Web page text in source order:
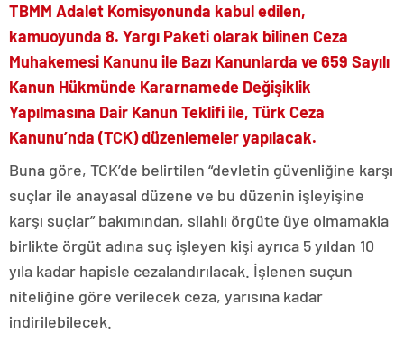
TBMM Adalet Komisyonunda kabul edilen,
kamuoyunda 8. Yargı Paketi olarak bilinen Ceza
Muhakemesi Kanunu ile Bazı Kanunlarda ve 659 Sayılı
Kanun Hükmünde Kararnamede Değişiklik
Yapılmasına Dair Kanun Teklifi ile, Türk Ceza
Kanunu’nda (TCK) düzenlemeler yapılacak.
Buna göre, TCK’de belirtilen “devletin güvenliğine karşı
suçlar ile anayasal düzene ve bu düzenin işleyişine
karşı suçlar” bakımından, silahlı örgüte üye olmamakla
birlikte örgüt adına suç işleyen kişi ayrıca 5 yıldan 10
yıla kadar hapisle cezalandırılacak. İşlenen suçun
niteliğine göre verilecek ceza, yarısına kadar
indirilebilecek.